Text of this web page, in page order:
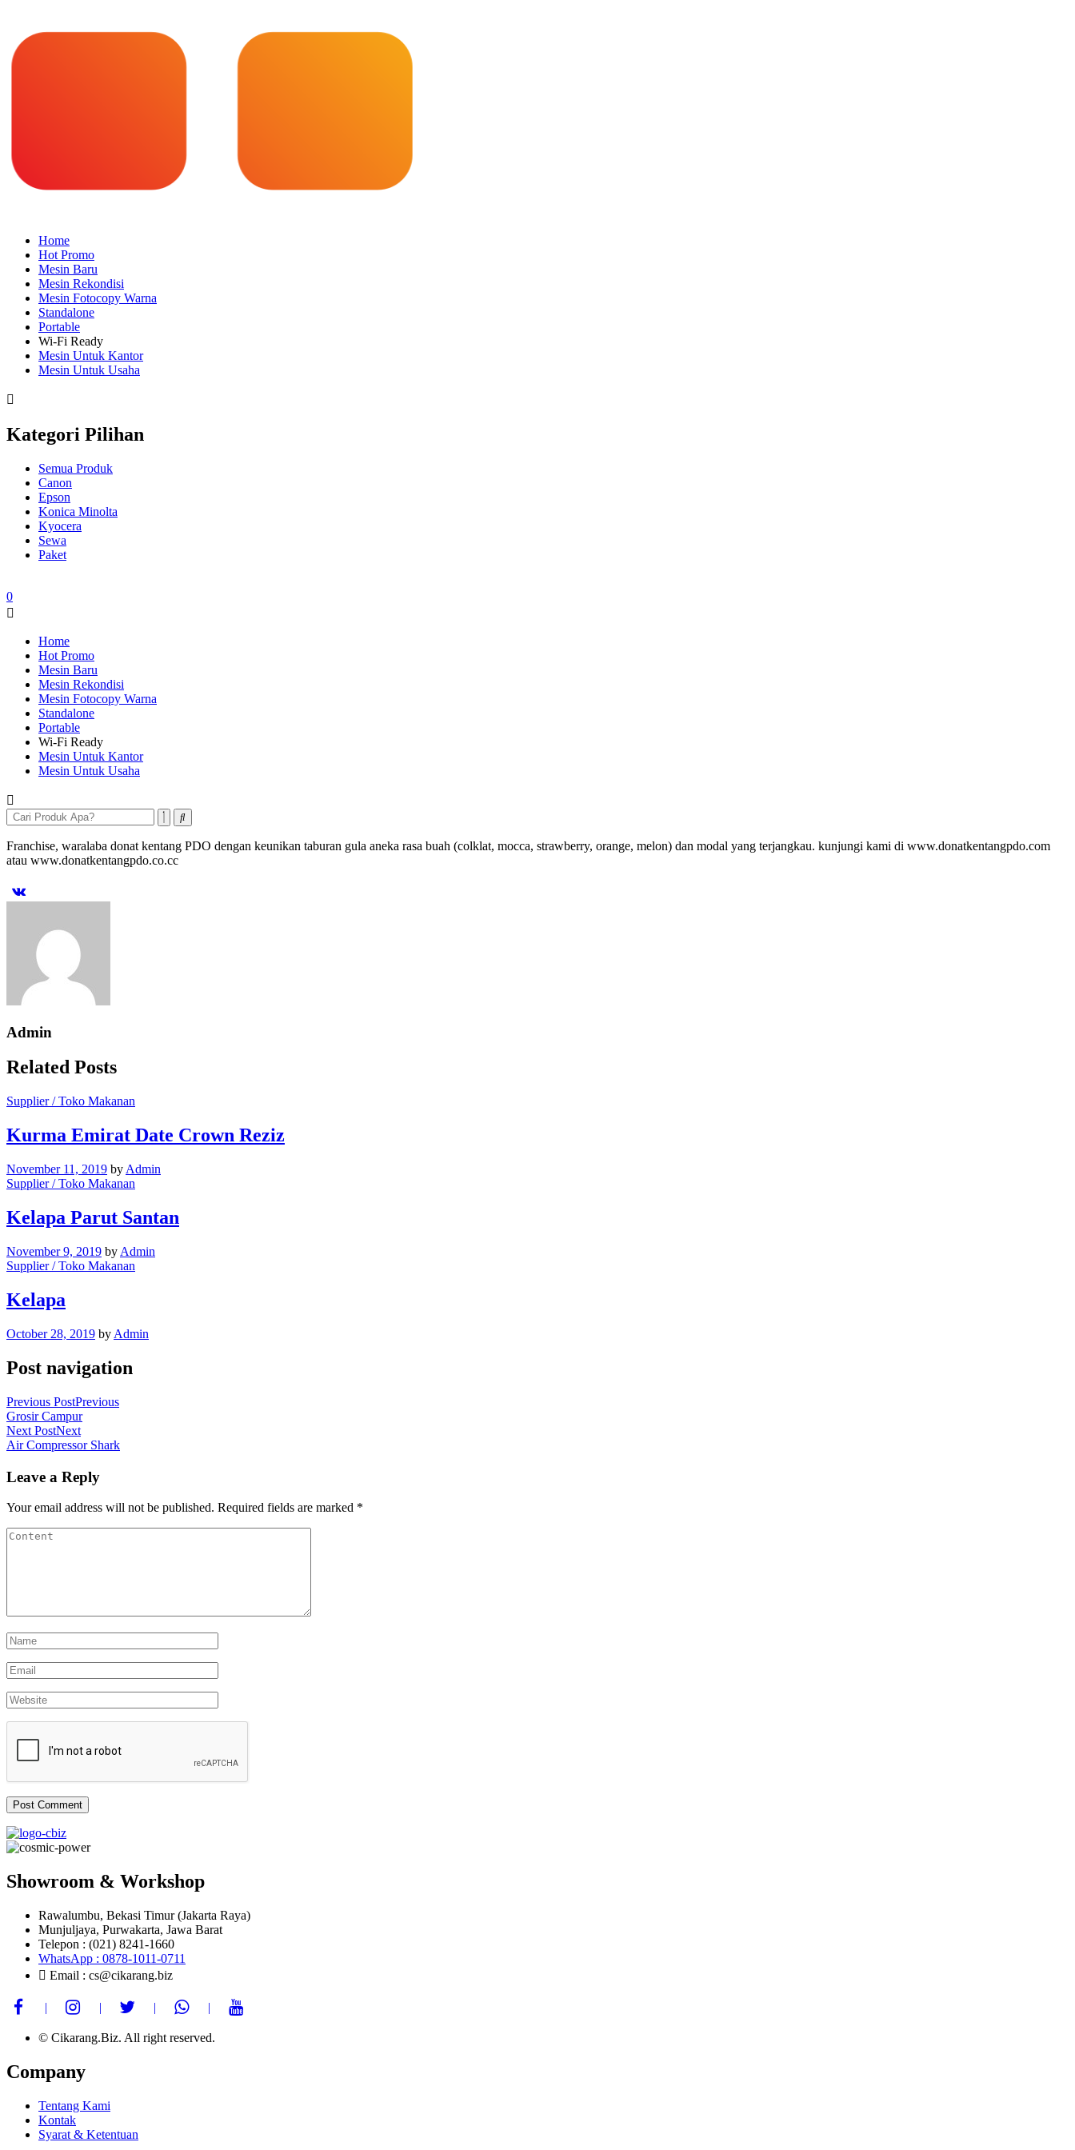
Home
Hot Promo
Mesin Baru
Mesin Rekondisi
Mesin Fotocopy Warna
Standalone
Portable
Wi-Fi Ready
Mesin Untuk Kantor
Mesin Untuk Usaha
Kategori Pilihan
Semua Produk
Canon
Epson
Konica Minolta
Kyocera
Sewa
Paket
0
Home
Hot Promo
Mesin Baru
Mesin Rekondisi
Mesin Fotocopy Warna
Standalone
Portable
Wi-Fi Ready
Mesin Untuk Kantor
Mesin Untuk Usaha
Franchise, waralaba donat kentang PDO dengan keunikan taburan gula aneka rasa buah (colklat, mocca, strawberry, orange, melon) dan modal yang terjangkau. kunjungi kami di www.donatkentangpdo.com
atau www.donatkentangpdo.co.cc
Admin
Related Posts
Supplier / Toko Makanan
Kurma Emirat Date Crown Reziz
November 11, 2019 by Admin
Supplier / Toko Makanan
Kelapa Parut Santan
November 9, 2019 by Admin
Supplier / Toko Makanan
Kelapa
October 28, 2019 by Admin
Post navigation
Previous PostPrevious
Grosir Campur
Next PostNext
Air Compressor Shark
Leave a Reply
Your email address will not be published. Required fields are marked *
Showroom & Workshop
Rawalumbu, Bekasi Timur (Jakarta Raya)
Munjuljaya, Purwakarta, Jawa Barat
Telepon : (021) 8241-1660
WhatsApp : 0878-1011-0711
Email : cs@cikarang.biz
© Cikarang.Biz. All right reserved.
Company
Tentang Kami
Kontak
Syarat & Ketentuan